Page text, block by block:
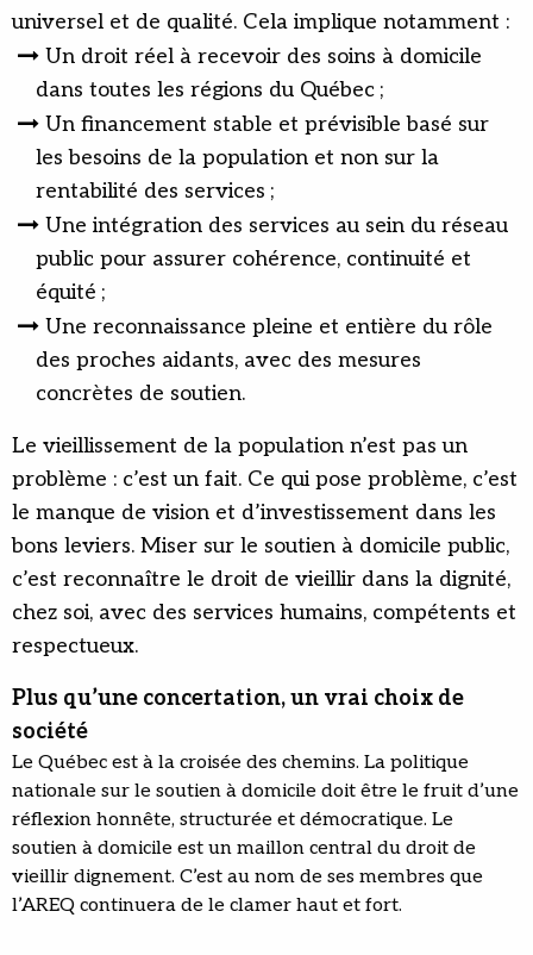
universel et de qualité. Cela implique notamment :
Un droit réel à recevoir des soins à domicile
dans toutes les régions du Québec ;
Un financement stable et prévisible basé sur
les besoins de la population et non sur la
rentabilité des services ;
Une intégration des services au sein du réseau
public pour assurer cohérence, continuité et
équité ;
Une reconnaissance pleine et entière du rôle
des proches aidants, avec des mesures
concrètes de soutien.
Le vieillissement de la population n’est pas un
problème : c’est un fait. Ce qui pose problème, c’est
le manque de vision et d’investissement dans les
bons leviers. Miser sur le soutien à domicile public,
c’est reconnaître le droit de vieillir dans la dignité,
chez soi, avec des services humains, compétents et
respectueux.
Plus qu’une concertation, un vrai choix de
société
Le Québec est à la croisée des chemins. La politique
nationale sur le soutien à domicile doit être le fruit d’une
réflexion honnête, structurée et démocratique. Le
soutien à domicile est un maillon central du droit de
vieillir dignement. C’est au nom de ses membres que
l’AREQ continuera de le clamer haut et fort.